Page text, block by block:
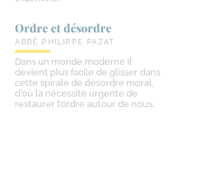
Ordre et désordre
ABBÉ PHILIPPE PAZAT
Dans un monde moderne il
devient plus facile de glisser dans
cette spirale de désordre moral,
d’où la nécessité urgente de
restaurer l’ordre autour de nous.